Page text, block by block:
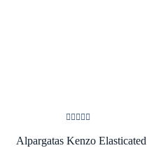
Alpargatas Kenzo Elasticated